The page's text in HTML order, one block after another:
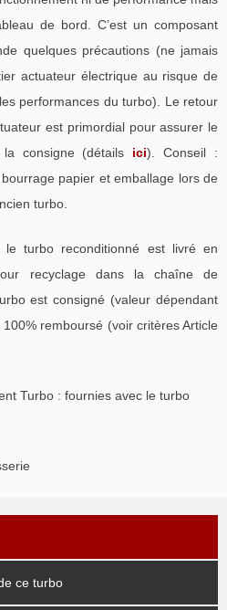
de bord. C’est un composant
quelques précautions (ne jamais
actuateur électrique au risque de
performances du turbo). Le retour
est primordial pour assurer le
consigne (détails ici). Conseil :
papier et emballage lors de
turbo.
le turbo reconditionné est livré en
recyclage dans la chaîne de
est consigné (valeur dépendant
remboursé (voir critères Article
Turbo : fournies avec le turbo
ce turbo